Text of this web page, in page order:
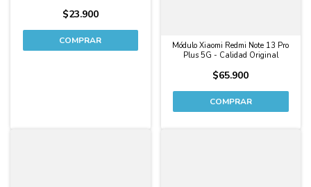
$23.900
Módulo Xiaomi Redmi Note 13 Pro
Plus 5G - Calidad Original
$65.900